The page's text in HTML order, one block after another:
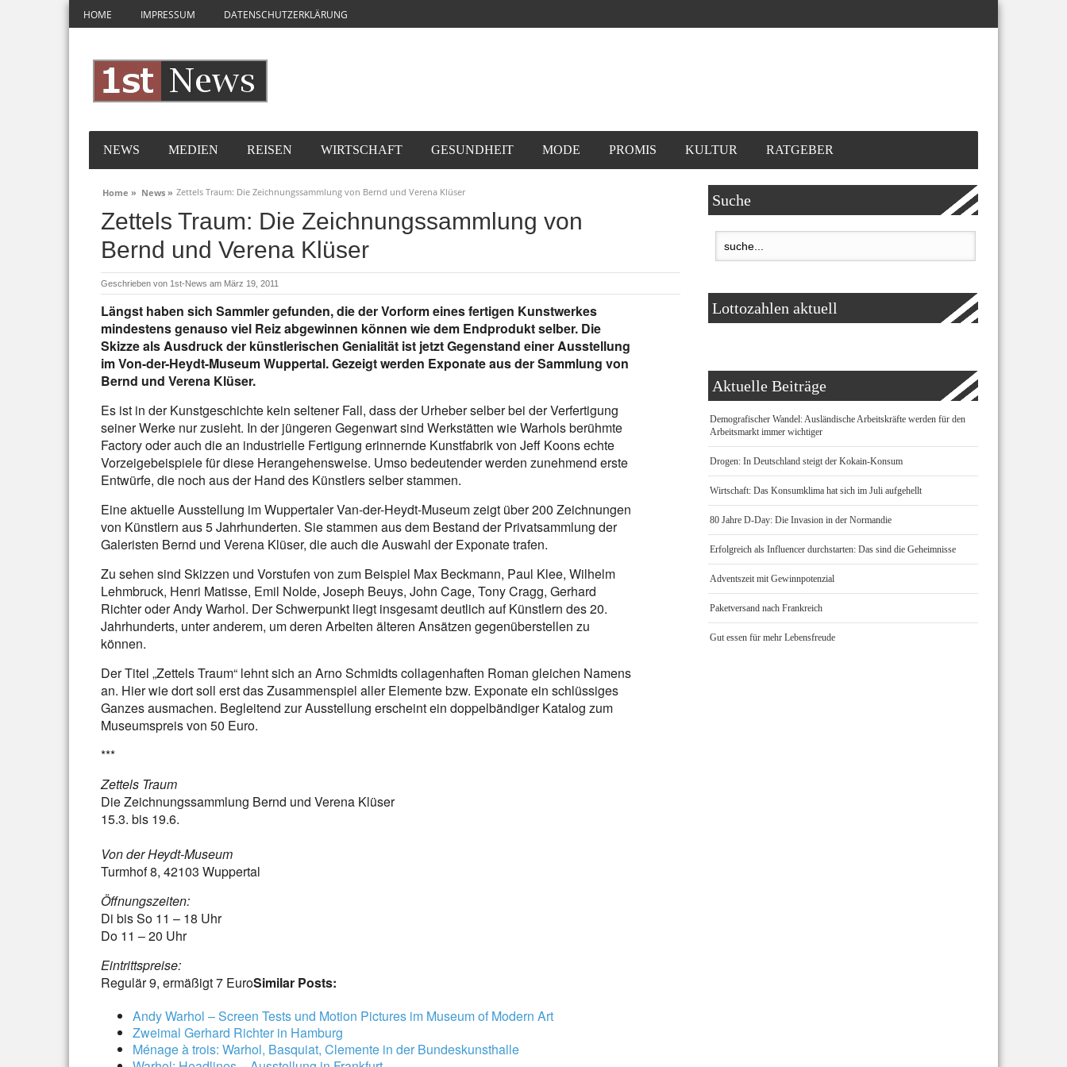
HOME IMPRESSUM DATENSCHUTZERKLÄRUNG
NEWS MEDIEN REISEN WIRTSCHAFT GESUNDHEIT MODE PROMIS KULTUR RATGEBER
Home » News » Zettels Traum: Die Zeichnungssammlung von Bernd und Verena Klüser
Zettels Traum: Die Zeichnungssammlung von
Bernd und Verena Klüser
Geschrieben von 1st-News am März 19, 2011
Längst haben sich Sammler gefunden, die der Vorform eines fertigen Kunstwerkes
mindestens genauso viel Reiz abgewinnen können wie dem Endprodukt selber. Die
Skizze als Ausdruck der künstlerischen Genialität ist jetzt Gegenstand einer Ausstellung
im Von-der-Heydt-Museum Wuppertal. Gezeigt werden Exponate aus der Sammlung von
Bernd und Verena Klüser.
Es ist in der Kunstgeschichte kein seltener Fall, dass der Urheber selber bei der Verfertigung
seiner Werke nur zusieht. In der jüngeren Gegenwart sind Werkstätten wie Warhols berühmte
Factory oder auch die an industrielle Fertigung erinnernde Kunstfabrik von Jeff Koons echte
Vorzeigebeispiele für diese Herangehensweise. Umso bedeutender werden zunehmend erste
Entwürfe, die noch aus der Hand des Künstlers selber stammen.
Eine aktuelle Ausstellung im Wuppertaler Van-der-Heydt-Museum zeigt über 200 Zeichnungen
von Künstlern aus 5 Jahrhunderten. Sie stammen aus dem Bestand der Privatsammlung der
Galeristen Bernd und Verena Klüser, die auch die Auswahl der Exponate trafen.
Zu sehen sind Skizzen und Vorstufen von zum Beispiel Max Beckmann, Paul Klee, Wilhelm
Lehmbruck, Henri Matisse, Emil Nolde, Joseph Beuys, John Cage, Tony Cragg, Gerhard
Richter oder Andy Warhol. Der Schwerpunkt liegt insgesamt deutlich auf Künstlern des 20.
Jahrhunderts, unter anderem, um deren Arbeiten älteren Ansätzen gegenüberstellen zu
können.
Der Titel „Zettels Traum“ lehnt sich an Arno Schmidts collagenhaften Roman gleichen Namens
an. Hier wie dort soll erst das Zusammenspiel aller Elemente bzw. Exponate ein schlüssiges
Ganzes ausmachen. Begleitend zur Ausstellung erscheint ein doppelbändiger Katalog zum
Museumspreis von 50 Euro.
***
Zettels Traum
Die Zeichnungssammlung Bernd und Verena Klüser
15.3. bis 19.6.
Von der Heydt-Museum
Turmhof 8, 42103 Wuppertal
Öffnungszeiten:
Di bis So 11 – 18 Uhr
Do 11 – 20 Uhr
Eintrittspreise:
Regulär 9, ermäßigt 7 EuroSimilar Posts:
Andy Warhol – Screen Tests und Motion Pictures im Museum of Modern Art
Zweimal Gerhard Richter in Hamburg
Ménage à trois: Warhol, Basquiat, Clemente in der Bundeskunsthalle
Suche
Lottozahlen aktuell
Aktuelle Beiträge
Demografischer Wandel: Ausländische Arbeitskräfte werden für den
Arbeitsmarkt immer wichtiger
Drogen: In Deutschland steigt der Kokain-Konsum
Wirtschaft: Das Konsumklima hat sich im Juli aufgehellt
80 Jahre D-Day: Die Invasion in der Normandie
Erfolgreich als Influencer durchstarten: Das sind die Geheimnisse
Adventszeit mit Gewinnpotenzial
Paketversand nach Frankreich
Gut essen für mehr Lebensfreude